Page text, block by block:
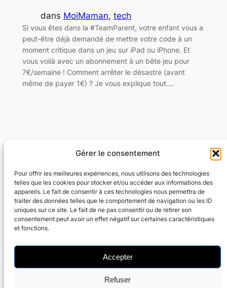
Gérer le consentement
Pour offrir les meilleures expériences, nous utilisons des technologies
telles que les cookies pour stocker et/ou accéder aux informations des
appareils. Le fait de consentir à ces technologies nous permettra de
traiter des données telles que le comportement de navigation ou les ID
uniques sur ce site. Le fait de ne pas consentir ou de retirer son
consentement peut avoir un effet négatif sur certaines caractéristiques
et fonctions.
Accepter
Refuser
dans MoiMaman, tech
Si vous êtes dans la #TeamParent, votre enfant vous a
peut-être déjà demandé de mettre votre code à un
moment critique dans un jeu sur iPad ou iPhone. Et
vous voilà avec un abonnement à un bête jeu pour
7€/semaine ! Comment arrêter le désastre (avant
même de payer 1€) ? Je vous explique tout.…
Flexyflow · Community Management · Social
Ads · Content · Web
Community Management · Social Ads · Content · Web
Parking à Forest National